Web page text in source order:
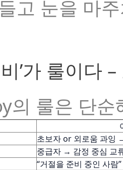
고 눈을 마
’가 룰이다
의 룰은 단
초보자 or 외로움 과잉
중급자 → 감정 중심 교
“거절을 준비 중인 사